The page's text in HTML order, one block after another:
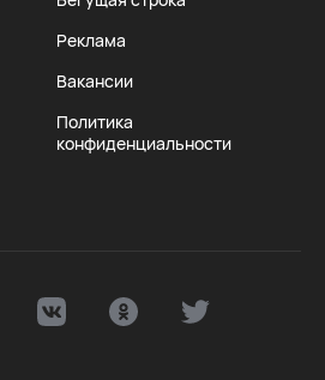
Реклама
Вакансии
Политика
конфиденциальности